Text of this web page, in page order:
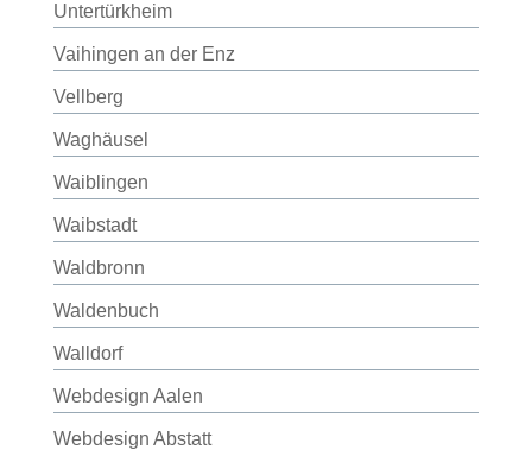
Untertürkheim
Vaihingen an der Enz
Vellberg
Waghäusel
Waiblingen
Waibstadt
Waldbronn
Waldenbuch
Walldorf
Webdesign Aalen
Webdesign Abstatt